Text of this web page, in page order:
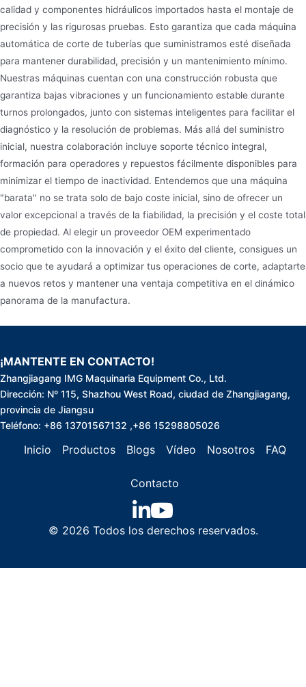
calidad y componentes hidráulicos importados hasta el montaje de
precisión y las rigurosas pruebas. Esto garantiza que cada máquina
automática de corte de tuberías que suministramos esté diseñada
para mantener durabilidad, precisión y un mantenimiento mínimo.
Nuestras máquinas cuentan con una construcción robusta que
garantiza bajas vibraciones y un funcionamiento estable durante
turnos prolongados, junto con sistemas inteligentes para facilitar el
diagnóstico y la resolución de problemas. Más allá del suministro
inicial, nuestra colaboración incluye soporte técnico integral,
formación para operadores y repuestos fácilmente disponibles para
minimizar el tiempo de inactividad. Entendemos que una máquina
"barata" no se trata solo de bajo coste inicial, sino de ofrecer un
valor excepcional a través de la fiabilidad, la precisión y el coste total
de propiedad. Al elegir un proveedor OEM experimentado
comprometido con la innovación y el éxito del cliente, consigues un
socio que te ayudará a optimizar tus operaciones de corte, adaptarte
a nuevos retos y mantener una ventaja competitiva en el dinámico
panorama de la manufactura.
¡MANTENTE EN CONTACTO!
Zhangjiagang IMG Maquinaria Equipment Co., Ltd.
Dirección: Nº 115, Shazhou West Road, ciudad de Zhangjiagang,
provincia de Jiangsu
Teléfono: +86 13701567132 ,+86 15298805026
Inicio Productos Blogs Vídeo Nosotros FAQ
Contacto
© 2026 Todos los derechos reservados.